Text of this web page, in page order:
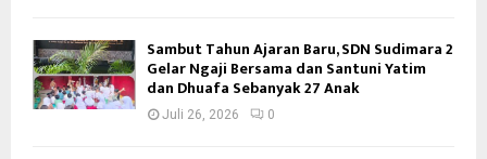
Sambut Tahun Ajaran Baru, SDN Sudimara 2
Gelar Ngaji Bersama dan Santuni Yatim
dan Dhuafa Sebanyak 27 Anak
Juli 26, 2026 0